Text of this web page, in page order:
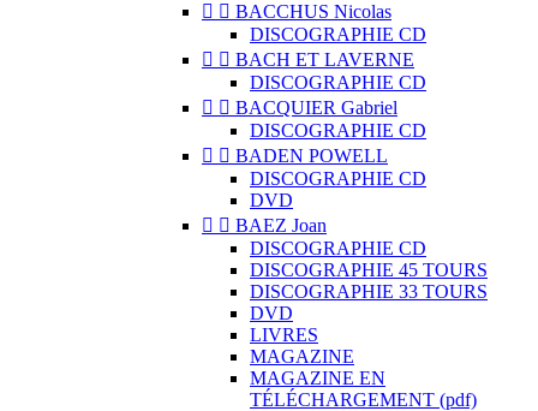
  BACCHUS Nicolas
DISCOGRAPHIE CD
  BACH ET LAVERNE
DISCOGRAPHIE CD
  BACQUIER Gabriel
DISCOGRAPHIE CD
  BADEN POWELL
DISCOGRAPHIE CD
DVD
  BAEZ Joan
DISCOGRAPHIE CD
DISCOGRAPHIE 45 TOURS
DISCOGRAPHIE 33 TOURS
DVD
LIVRES
MAGAZINE
MAGAZINE EN
TÉLÉCHARGEMENT (pdf)